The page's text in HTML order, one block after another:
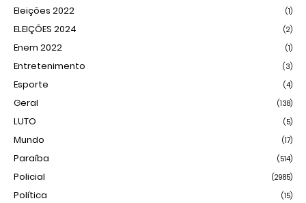
Eleições 2022 (1)
ELEIÇÕES 2024 (2)
Enem 2022 (1)
Entretenimento (3)
Esporte (4)
Geral (138)
LUTO (5)
Mundo (17)
Paraíba (514)
Policial (2985)
Política (15)